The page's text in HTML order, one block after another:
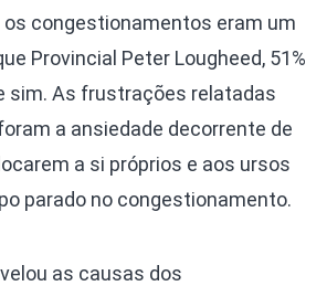
congestionamentos eram um
Provincial Peter Lougheed, 51%
sim. As frustrações relatadas
a ansiedade decorrente de
a si próprios e aos ursos
parado no congestionamento.
as causas dos